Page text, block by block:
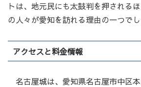
トは、地元民にも太鼓判を押される
の人々が愛知を訪れる理由の一つでし
アクセスと料金情報
名古屋城は、愛知県名古屋市中区